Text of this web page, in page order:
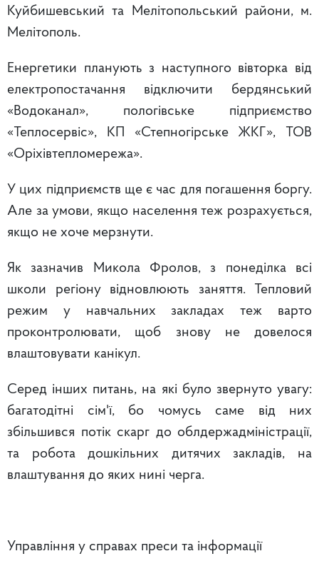
Куйбишевський та Мелітопольський райони, м.
Мелітополь.
Енергетики планують з наступного вівторка від
електропостачання відключити бердянський
«Водоканал», пологівське підприємство
«Теплосервіс», КП «Степногірське ЖКГ», ТОВ
«Оріхівтепломережа».
У цих підприємств ще є час для погашення боргу.
Але за умови, якщо населення теж розрахується,
якщо не хоче мерзнути.
Як зазначив Микола Фролов, з понеділка всі
школи регіону відновлюють заняття. Тепловий
режим у навчальних закладах теж варто
проконтролювати, щоб знову не довелося
влаштовувати канікул.
Серед інших питань, на які було звернуто увагу:
багатодітні сім'ї, бо чомусь саме від них
збільшився потік скарг до облдержадміністрації,
та робота дошкільних дитячих закладів, на
влаштування до яких нині черга.
Управління у справах преси та інформації